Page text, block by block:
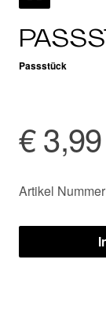
Passstück
€ 3,99
Artikel